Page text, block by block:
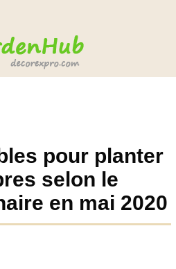
pour planter
selon le
en mai 2020